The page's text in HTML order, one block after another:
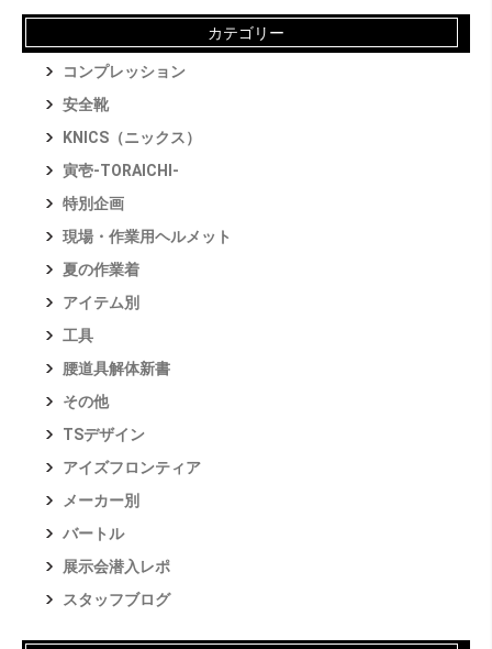
カテゴリー
コンプレッション
安全靴
KNICS（ニックス）
寅壱-TORAICHI-
特別企画
現場・作業用ヘルメット
夏の作業着
アイテム別
工具
腰道具解体新書
その他
TSデザイン
アイズフロンティア
メーカー別
バートル
展示会潜入レポ
スタッフブログ